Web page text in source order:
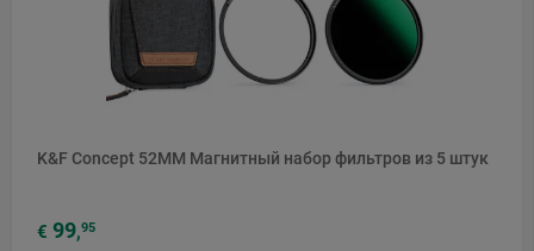
K&F Concept 52MM Магнитный набор фильтров из 5 штук
€ 99,95